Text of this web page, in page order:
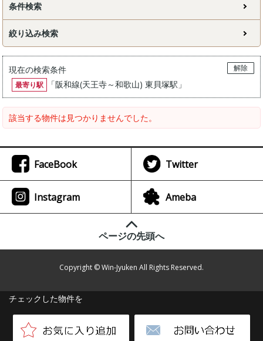
条件検索
絞り込み検索
現在の検索条件
解除
最寄り駅
「阪和線(天王寺～和歌山) 東貝塚駅 」
該当する物件は見つかりませんでした。
チェックした物件を
FaceBook Twitter
Instagram Ameba
ページの先頭へ
Copyright © Win-Jyuken All Rights Reserved.